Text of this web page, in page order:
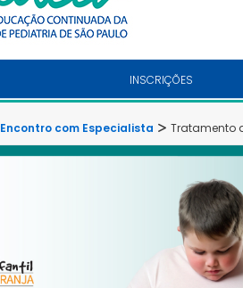
INSCRIÇÕES
Encontro com Especialista Tratamento